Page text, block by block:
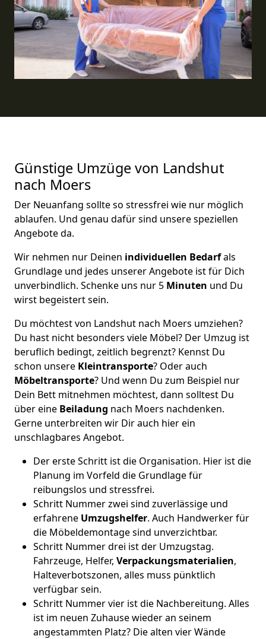
Günstige Umzüge von Landshut
nach Moers
Der Neuanfang sollte so stressfrei wie nur möglich
ablaufen. Und genau dafür sind unsere speziellen
Angebote da.
Wir nehmen nur Deinen individuellen Bedarfals
Grundlage und jedes unserer Angebote ist für Dich
unverbindlich. Schenke uns nur 5 Minuten und Du
wirst begeistert sein.
Du möchtest von Landshut nach Moers umziehen?
Du hast nicht besonders viele Möbel? Der Umzug ist
beruflich bedingt, zeitlich begrenzt? Kennst Du
schon unsere Kleintransporte? Oder auch
Möbeltransporte? Und wenn Du zum Beispiel nur
Dein Bett mitnehmen möchtest, dann solltest Du
über eine Beiladung nach Moers nachdenken.
Gerne unterbreiten wir Dir auch hier ein
unschlagbares Angebot.
Der erste Schritt ist die Organisation. Hier ist die
Planung im Vorfeld die Grundlage für
reibungslos und stressfrei.
Schritt Nummer zwei sind zuverlässige und
erfahrene Umzugshelfer. Auch Handwerker für
die Möbeldemontage sind unverzichtbar.
Schritt Nummer drei ist der Umzugstag.
Fahrzeuge, Helfer, Verpackungsmaterialien,
Halteverbotszonen, alles muss pünktlich
verfügbar sein.
Schritt Nummer vier ist die Nachbereitung. Alles
ist im neuen Zuhause wieder an seinem
angestammten Platz? Die alten vier Wände